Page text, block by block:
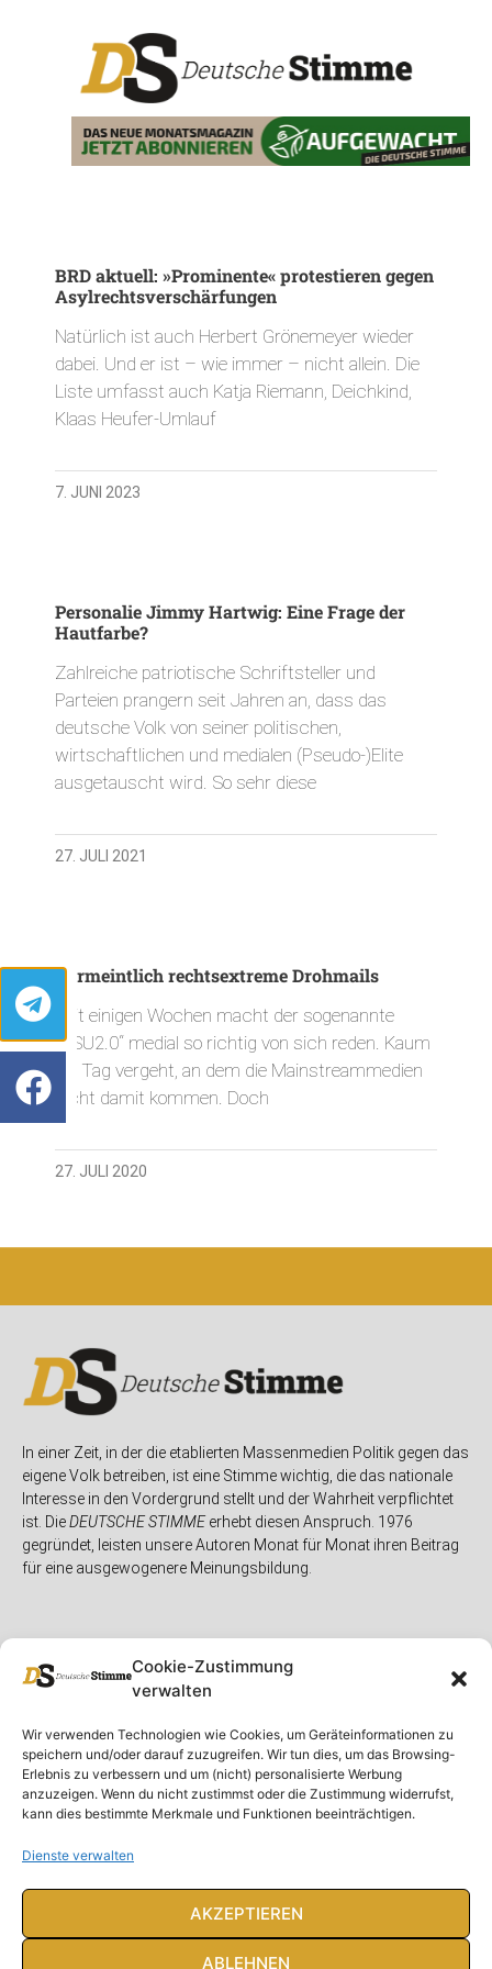
Cookie-Zustimmung
verwalten
Wir verwenden Technologien wie Cookies, um Geräteinformationen zu
speichern und/oder darauf zuzugreifen. Wir tun dies, um das Browsing-
Erlebnis zu verbessern und um (nicht) personalisierte Werbung
anzuzeigen. Wenn du nicht zustimmst oder die Zustimmung widerrufst,
kann dies bestimmte Merkmale und Funktionen beeinträchtigen.
Dienste verwalten
AKZEPTIEREN
ABLEHNEN
BRD aktuell: »Prominente« protestieren gegen
Asylrechtsverschärfungen
Natürlich ist auch Herbert Grönemeyer wieder
dabei. Und er ist – wie immer – nicht allein. Die
Liste umfasst auch Katja Riemann, Deichkind,
Klaas Heufer-Umlauf
7. JUNI 2023
Personalie Jimmy Hartwig: Eine Frage der
Hautfarbe?
Zahlreiche patriotische Schriftsteller und
Parteien prangern seit Jahren an, dass das
deutsche Volk von seiner politischen,
wirtschaftlichen und medialen (Pseudo-)Elite
ausgetauscht wird. So sehr diese
27. JULI 2021
Vermeintlich rechtsextreme Drohmails
Seit einigen Wochen macht der sogenannte
„NSU2.0“ medial so richtig von sich reden. Kaum
ein Tag vergeht, an dem die Mainstreammedien
nicht damit kommen. Doch
27. JULI 2020
In einer Zeit, in der die etablierten Massenmedien Politik gegen das
eigene Volk betreiben, ist eine Stimme wichtig, die das nationale
Interesse in den Vordergrund stellt und der Wahrheit verpflichtet
ist. DieDEUTSCHE STIMMEerhebt diesen Anspruch. 1976
gegründet, leisten unsere Autoren Monat für Monat ihren Beitrag
für eine ausgewogenere Meinungsbildung.
Unser Magazin
Spenden
Ausgaben
Abonnieren
Rubriken
Deutschland
Ausland
Feuilleton
Rechtliches
Rechtliche Hinweise
Impressum
Datenschutzerklärung